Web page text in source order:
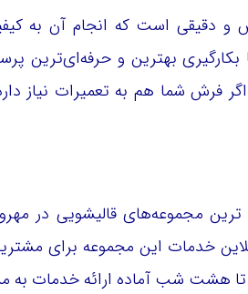
است که انجام آن به کیفیت
بهترین و حرفه‌ای‌ترین
فرش شما هم به تعمیرات نیاز
مجموعه‌های قالیشویی در
هشت شب آماده ارائه خدمات به